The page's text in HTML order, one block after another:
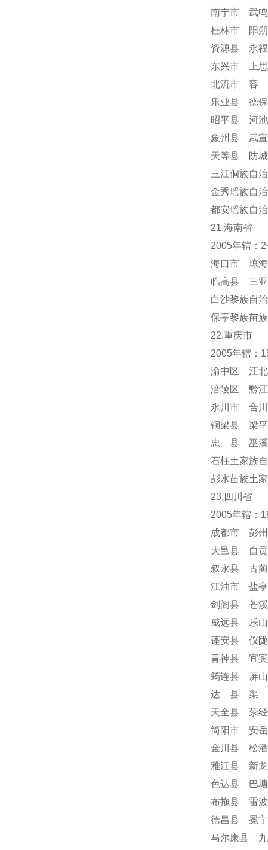
南宁市 武
桂林市 阳
资源县 永
东兴市 上
北流市 容
乐业县 德
昭平县 河
象州县 武
天等县 防
三江侗族自
金秀瑶族自
都安瑶族自
21.海南省
2005年辖：
海口市 琼
临高县 三
白沙黎族自
保亭黎族苗
22.重庆市
2005年辖
渝中区 江
涪陵区 黔
永川市 合
铜梁县 梁
忠 县 巫溪
石柱土家族
彭水苗族土
23.四川省
2005年辖：
成都市 彭
大邑县 自
叙永县 古
江油市 盐
剑阁县 苍
威远县 乐
蓬安县 仪
青神县 宜
筠连县 屏
达 县 渠
天全县 荥
简阳市 安
金川县 松
雅江县 新
色达县 巴
布拖县 雷
德昌县 冕
马尔康县